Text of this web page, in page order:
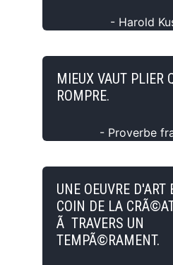
- Harold
MIEUX VAUT PLIER
ROMPRE.
- Proverbe
UNE OEUVRE D'ART
COIN DE LA
Ã TRAVERS UN
TEMPÃ©RAMENT.